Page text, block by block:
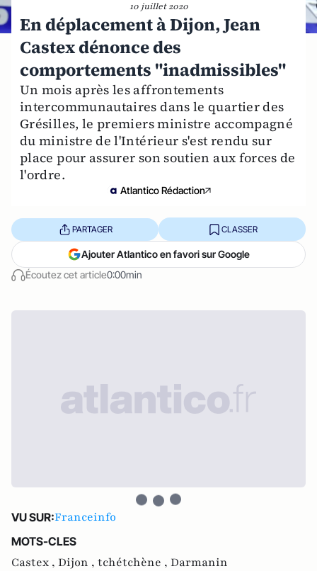
10 juillet 2020
En déplacement à Dijon, Jean
Castex dénonce des
comportements "inadmissibles"
Un mois après les affrontements
intercommunautaires dans le quartier des
Grésilles, le premiers ministre accompagné
du ministre de l'Intérieur s'est rendu sur
place pour assurer son soutien aux forces de
l'ordre.
Atlantico Rédaction
Écoutez cet article0:00min
PARTAGER CLASSER
Ajouter Atlantico en favori sur Google
VU SUR:Franceinfo
MOTS-CLES
Castex , Dijon , tchétchène , Darmanin